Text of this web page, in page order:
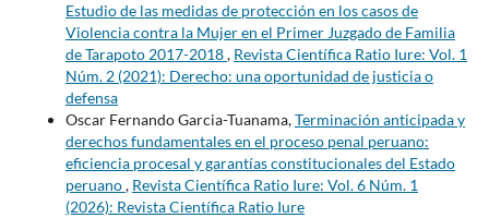
Estudio de las medidas de protección en los casos de
Violencia contra la Mujer en el Primer Juzgado de Familia
de Tarapoto 2017-2018, Revista Científica Ratio Iure: Vol. 1
Núm. 2 (2021): Derecho: una oportunidad de justicia o
defensa
Oscar Fernando Garcia-Tuanama,Terminación anticipada y
derechos fundamentales en el proceso penal peruano:
eficiencia procesal y garantías constitucionales del Estado
peruano, Revista Científica Ratio Iure: Vol. 6 Núm. 1
(2026): Revista Científica Ratio Iure